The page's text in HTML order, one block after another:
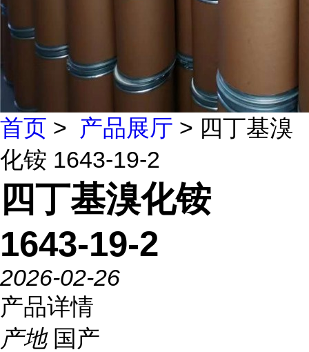
首页 > 产品展厅 > 四丁基溴
化铵 1643-19-2
四丁基溴化铵
1643-19-2
2026-02-26
产品详情
产地 国产